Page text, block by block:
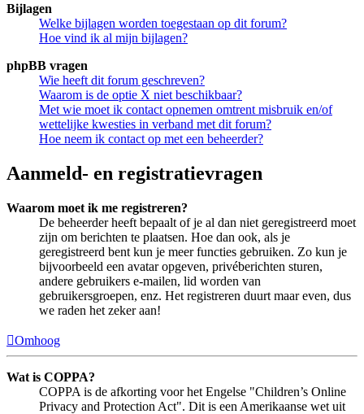
Bijlagen
Welke bijlagen worden toegestaan op dit forum?
Hoe vind ik al mijn bijlagen?
phpBB vragen
Wie heeft dit forum geschreven?
Waarom is de optie X niet beschikbaar?
Met wie moet ik contact opnemen omtrent misbruik en/of
wettelijke kwesties in verband met dit forum?
Hoe neem ik contact op met een beheerder?
Aanmeld- en registratievragen
Waarom moet ik me registreren?
De beheerder heeft bepaalt of je al dan niet geregistreerd moet
zijn om berichten te plaatsen. Hoe dan ook, als je
geregistreerd bent kun je meer functies gebruiken. Zo kun je
bijvoorbeeld een avatar opgeven, privéberichten sturen,
andere gebruikers e-mailen, lid worden van
gebruikersgroepen, enz. Het registreren duurt maar even, dus
we raden het zeker aan!
Omhoog
Wat is COPPA?
COPPA is de afkorting voor het Engelse "Children’s Online
Privacy and Protection Act". Dit is een Amerikaanse wet uit